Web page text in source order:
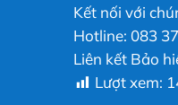
Kết nối với
Hotline: 083
Liên kết Bảo
Lượt xem: